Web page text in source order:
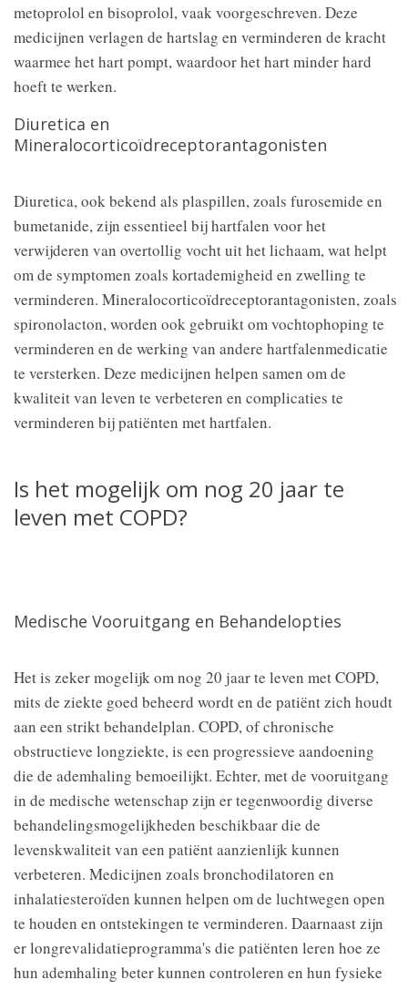
metoprolol en bisoprolol, vaak voorgeschreven. Deze
medicijnen verlagen de hartslag en verminderen de kracht
waarmee het hart pompt, waardoor het hart minder hard
hoeft te werken.
Diuretica en
Mineralocorticoïdreceptorantagonisten
Diuretica, ook bekend als plaspillen, zoals furosemide en
bumetanide, zijn essentieel bij hartfalen voor het
verwijderen van overtollig vocht uit het lichaam, wat helpt
om de symptomen zoals kortademigheid en zwelling te
verminderen. Mineralocorticoïdreceptorantagonisten, zoals
spironolacton, worden ook gebruikt om vochtophoping te
verminderen en de werking van andere hartfalenmedicatie
te versterken. Deze medicijnen helpen samen om de
kwaliteit van leven te verbeteren en complicaties te
verminderen bij patiënten met hartfalen.
Is het mogelijk om nog 20 jaar te
leven met COPD?
Medische Vooruitgang en Behandelopties
Het is zeker mogelijk om nog 20 jaar te leven met COPD,
mits de ziekte goed beheerd wordt en de patiënt zich houdt
aan een strikt behandelplan. COPD, of chronische
obstructieve longziekte, is een progressieve aandoening
die de ademhaling bemoeilijkt. Echter, met de vooruitgang
in de medische wetenschap zijn er tegenwoordig diverse
behandelingsmogelijkheden beschikbaar die de
levenskwaliteit van een patiënt aanzienlijk kunnen
verbeteren. Medicijnen zoals bronchodilatoren en
inhalatiesteroïden kunnen helpen om de luchtwegen open
te houden en ontstekingen te verminderen. Daarnaast zijn
er longrevalidatieprogramma's die patiënten leren hoe ze
hun ademhaling beter kunnen controleren en hun fysieke